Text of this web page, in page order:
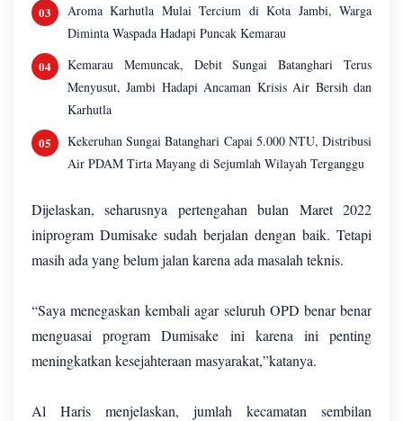
Aroma Karhutla Mulai Tercium di Kota Jambi, Warga
Diminta Waspada Hadapi Puncak Kemarau
Kemarau Memuncak, Debit Sungai Batanghari Terus
Menyusut, Jambi Hadapi Ancaman Krisis Air Bersih dan
Karhutla
Kekeruhan Sungai Batanghari Capai 5.000 NTU, Distribusi
Air PDAM Tirta Mayang di Sejumlah Wilayah Terganggu
Dijelaskan, seharusnya pertengahan bulan Maret 2022
iniprogram Dumisake sudah berjalan dengan baik. Tetapi
masih ada yang belum jalan karena ada masalah teknis.
“Saya menegaskan kembali agar seluruh OPD benar benar
menguasai program Dumisake ini karena ini penting
meningkatkan kesejahteraan masyarakat,”katanya.
Al Haris menjelaskan, jumlah kecamatan sembilan